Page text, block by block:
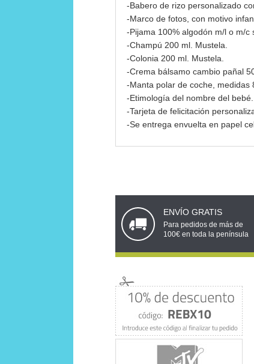
-Babero de rizo personalizado
-Marco de fotos, con motivo
-Pijama 100% algodón m/l o m/c
-Champú 200 ml. Mustela.
-Colonia 200 ml. Mustela.
-Crema bálsamo cambio pañal
-Manta polar de coche, medidas
-Etimología del nombre del bebé.
-Tarjeta de felicitación
-Se entrega envuelta en papel
ENVÍO GRATIS
Para pedidos de más de
100€ en toda la península